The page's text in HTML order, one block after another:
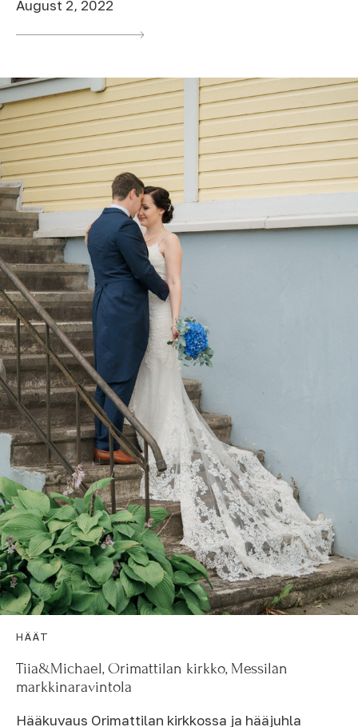
August 2, 2022
HÄÄT
Tiia&Michael, Orimattilan kirkko, Messilän
markkinaravintola
Hääkuvaus Orimattilan kirkkossa ja hääjuhla